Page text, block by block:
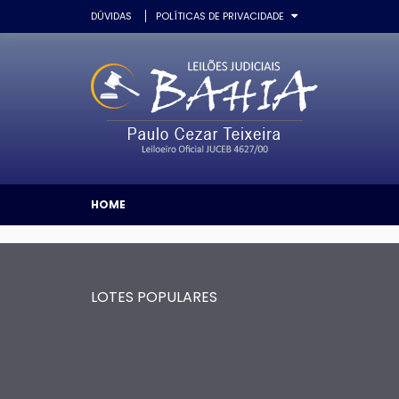
DÚVIDAS POLÍTICAS DE PRIVACIDADE
HOME
LOTES POPULARES